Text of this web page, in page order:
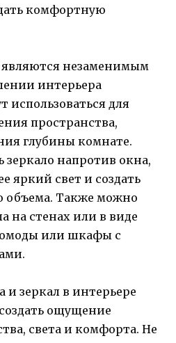
комфортную
являются незаменимым
интерьера
использоваться для
пространства,
глубины комнате.
напротив окна,
яркий свет и создать
объема. Также можно
на стенах или в виде
или шкафы с
и зеркал в интерьере
ощущение
света и комфорта. Не